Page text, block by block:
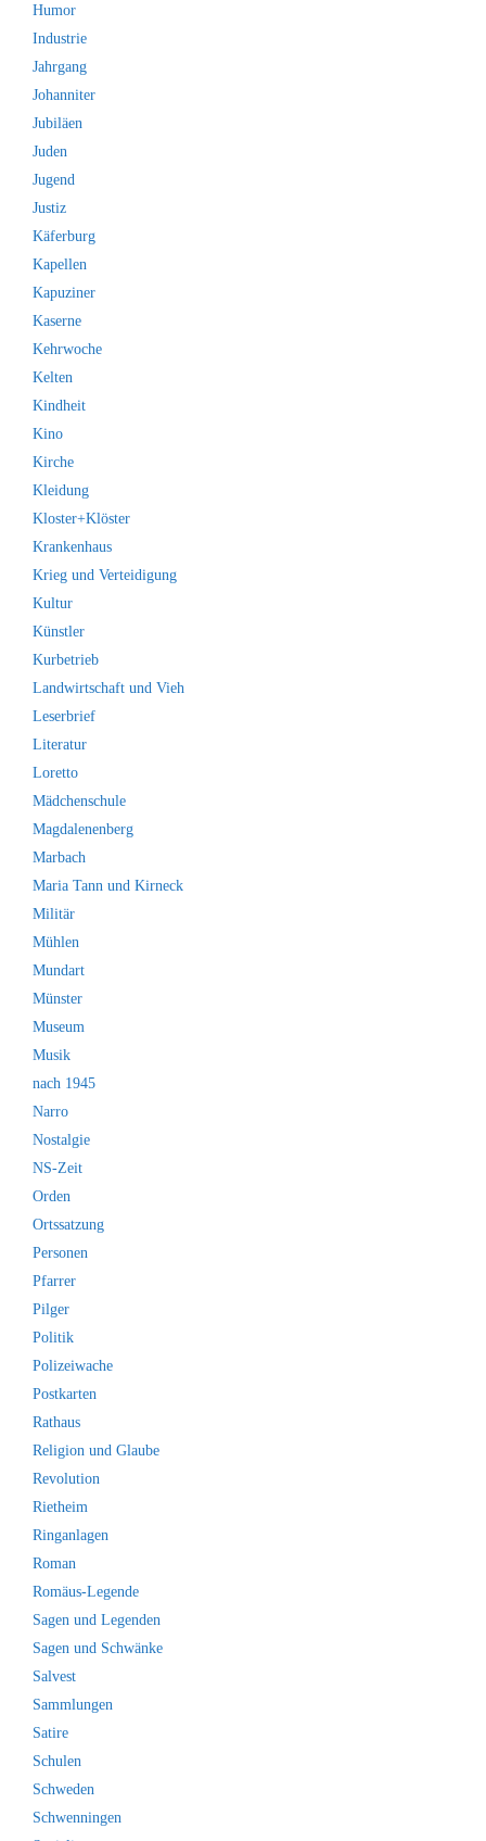
Humor
Industrie
Jahrgang
Johanniter
Jubiläen
Juden
Jugend
Justiz
Käferburg
Kapellen
Kapuziner
Kaserne
Kehrwoche
Kelten
Kindheit
Kino
Kirche
Kleidung
Kloster+Klöster
Krankenhaus
Krieg und Verteidigung
Kultur
Künstler
Kurbetrieb
Landwirtschaft und Vieh
Leserbrief
Literatur
Loretto
Mädchenschule
Magdalenenberg
Marbach
Maria Tann und Kirneck
Militär
Mühlen
Mundart
Münster
Museum
Musik
nach 1945
Narro
Nostalgie
NS-Zeit
Orden
Ortssatzung
Personen
Pfarrer
Pilger
Politik
Polizeiwache
Postkarten
Rathaus
Religion und Glaube
Revolution
Rietheim
Ringanlagen
Roman
Romäus-Legende
Sagen und Legenden
Sagen und Schwänke
Salvest
Sammlungen
Satire
Schulen
Schweden
Schwenningen